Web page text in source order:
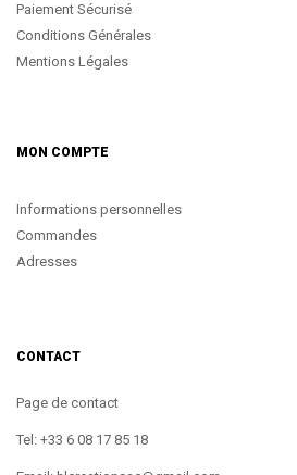
Paiement Sécurisé
Conditions Générales
Mentions Légales
MON COMPTE
Informations personnelles
Commandes
Adresses
CONTACT
Page de contact
Tel: +33 6 08 17 85 18